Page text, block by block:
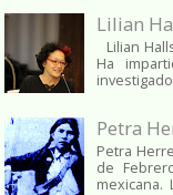
Lilian
Lilian
Ha
Petra
Petra
de
mexicana.